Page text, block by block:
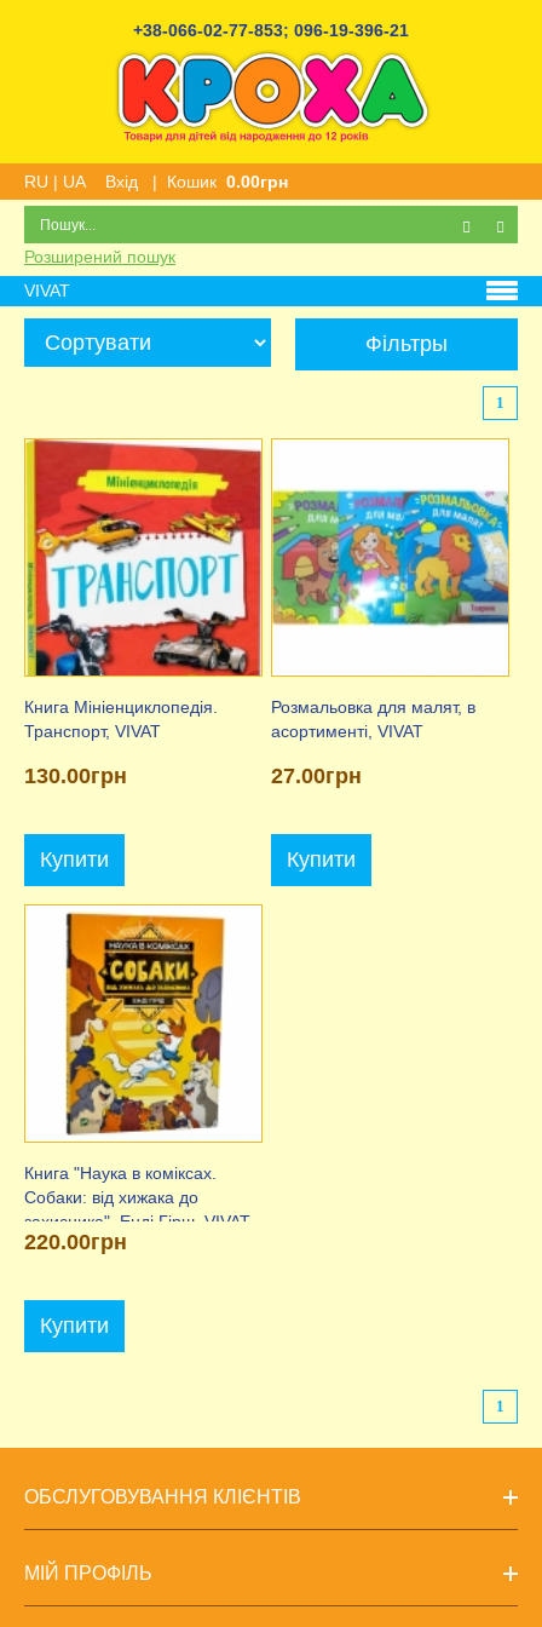
+38-066-02-77-853; 096-19-396-21
RU | UA Вхід | Кошик 0.00грн
Розширений пошук
VIVAT
Фільтры
1
Книга Мініенциклопедія.
Транспорт, VIVAT
130.00грн
Купити
Розмальовка для малят, в
асортименті, VIVAT
27.00грн
Купити
Книга "Наука в коміксах.
Собаки: від хижака до
захисника", Енді Гірш, VIVAT
220.00грн
Купити
1
ОБСЛУГОВУВАННЯ КЛІЄНТІВ
МІЙ ПРОФІЛЬ